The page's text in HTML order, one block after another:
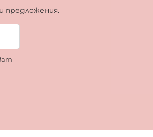
предложения.